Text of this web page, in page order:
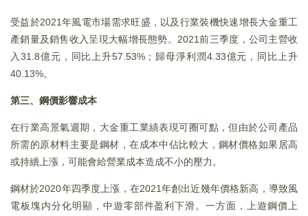
受益於2021年風電市場需求旺盛，以及行業裝機快速增長大金重工
產銷量及銷售收入呈現大幅增長態勢。2021前三季度，公司主營收
入31.8億元，同比上升57.53%；歸母淨利潤4.33億元，同比上升
40.13%。
第三、鋼價影響成本
在行業高景氣週期，大金重工業績表現可圈可點，但由於公司產品
所需的原材料主要是鋼材，在成本中佔比較大，鋼材價格如果居高
或持續上漲，可能會給營業成本造成不小的壓力。
鋼材於2020年四季度上漲，在2021年創出近幾年價格新高，導致風
電板塊内分化明顯，中遊零部件盈利下滑。一方面，上遊鋼價上